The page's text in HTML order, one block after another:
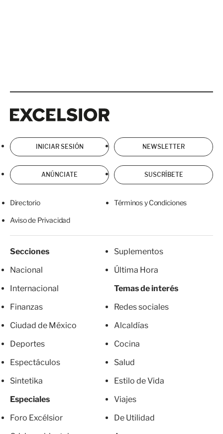
INICIAR SESIÓN NEWSLETTER
ANÚNCIATE SUSCRÍBETE
Directorio Términos y Condiciones
Aviso de Privacidad
Secciones
Nacional
Internacional
Finanzas
Ciudad de México
Deportes
Espectáculos
Sintetika
Especiales
Foro Excélsior
Suplementos
Última Hora
Temas de interés
Redes sociales
Alcaldías
Cocina
Salud
Estilo de Vida
Viajes
De Utilidad